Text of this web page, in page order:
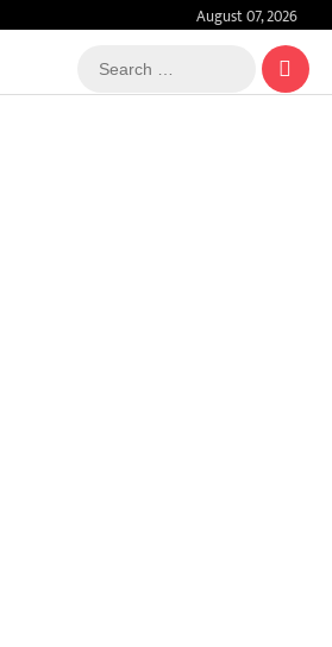
August 07, 2026
Search
…